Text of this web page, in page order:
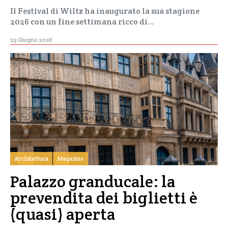
Il Festival di Wiltz ha inaugurato la sua stagione
2026 con un fine settimana ricco di…
29 Giugno 2026
Architettura Magazine
Palazzo granducale: la
prevendita dei biglietti è
(quasi) aperta